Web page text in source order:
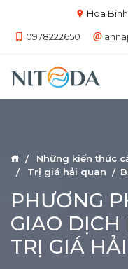
Hoa
0978222650
Những kiến thức
Trị giá hải quan
PHƯƠNG
GIAO
TRỊ GIÁ